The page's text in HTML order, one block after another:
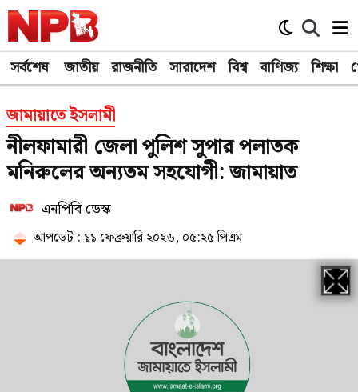
সর্বশেষ জাতীয় রাজনীতি সারাদেশ বিশ্ব বাণিজ্য শিক্ষা
জামায়াতে ইসলামী
নীলফামারী জেলা পুলিশ সুপার পলাতক
মনিরুলের অন্যতম সহযোগী: জামায়াত
এনপিবি ডেস্ক
আপডেট : ১১ ফেব্রুয়ারি ২০২৬, ০৫:২৫ পিএম